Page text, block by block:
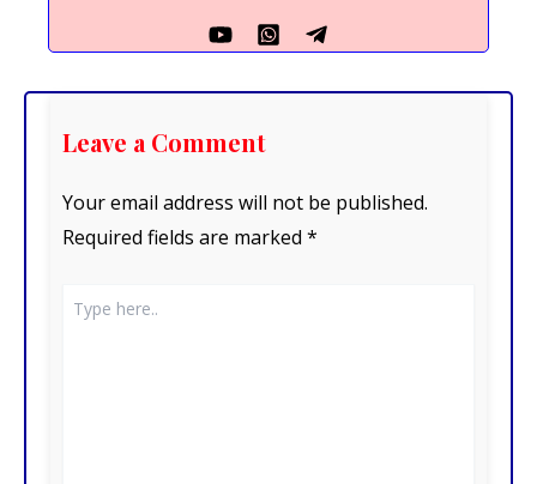
Leave a Comment
Your email address will not be published.
Required fields are marked *
here..